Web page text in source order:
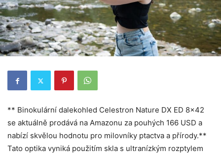
** Binokulární dalekohled Celestron Nature DX ED 8×42
se aktuálně prodává na Amazonu za pouhých 166 USD a
nabízí skvělou hodnotu pro milovníky ptactva a přírody.**
Tato optika vyniká použitím skla s ultranízkým rozptylem